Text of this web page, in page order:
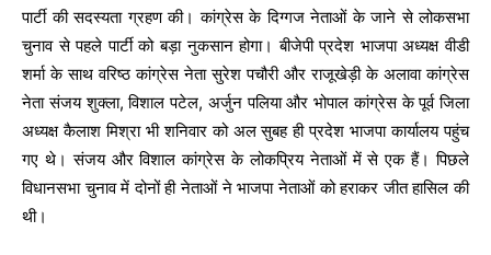
पार्टी की सदस्यता ग्रहण की। कांग्रेस के दिग्गज नेताओं के जाने से लोकसभा
चुनाव से पहले पार्टी को बड़ा नुकसान होगा। बीजेपी प्रदेश भाजपा अध्यक्ष वीडी
शर्मा के साथ वरिष्ठ कांग्रेस नेता सुरेश पचौरी और राजूखेड़ी के अलावा कांग्रेस
नेता संजय शुक्ला, विशाल पटेल, अर्जुन पलिया और भोपाल कांग्रेस के पूर्व जिला
अध्यक्ष कैलाश मिश्रा भी शनिवार को अल सुबह ही प्रदेश भाजपा कार्यालय पहुंच
गए थे। संजय और विशाल कांग्रेस के लोकप्रिय नेताओं में से एक हैं। पिछले
विधानसभा चुनाव में दोनों ही नेताओं ने भाजपा नेताओं को हराकर जीत हासिल की
थी।